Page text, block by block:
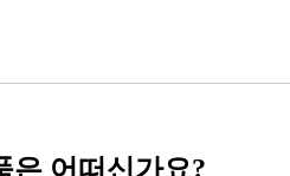
은 어떠신가요?